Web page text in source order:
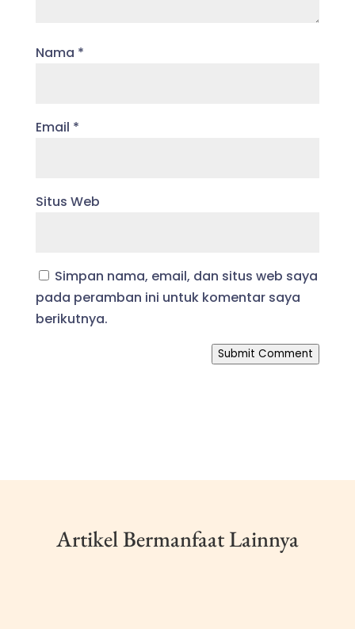
Nama *
Email *
Situs Web
Simpan nama, email, dan situs web saya
pada peramban ini untuk komentar saya
berikutnya.
Submit Comment
Artikel Bermanfaat Lainnya